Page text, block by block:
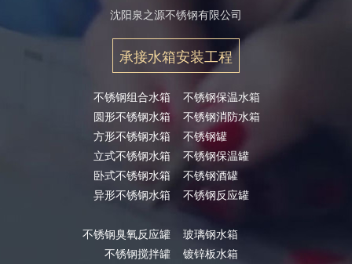
沈阳泉之源不锈钢有限公司
承接水箱安装工程
不锈钢组合水箱
圆形不锈钢水箱
方形不锈钢水箱
立式不锈钢水箱
卧式不锈钢水箱
异形不锈钢水箱
不锈钢臭氧反应罐
不锈钢搅拌罐
不锈钢保温水箱
不锈钢消防水箱
不锈钢罐
不锈钢保温罐
不锈钢酒罐
不锈钢反应罐
玻璃钢水箱
镀锌板水箱